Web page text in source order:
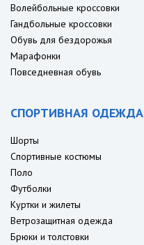
Волейбольные кроссовки
Гандбольные кроссовки
Обувь для бездорожья
Марафонки
Повседневная обувь
СПОРТИВНАЯ ОДЕЖДА
Шорты
Спортивные костюмы
Поло
Футболки
Куртки и жилеты
Ветрозащитная одежда
Брюки и толстовки